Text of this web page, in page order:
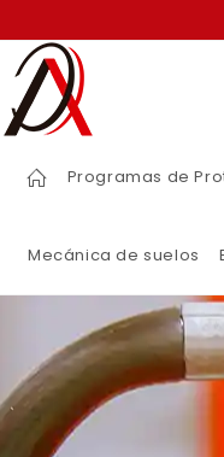
Programas de
Mecánica de suelos